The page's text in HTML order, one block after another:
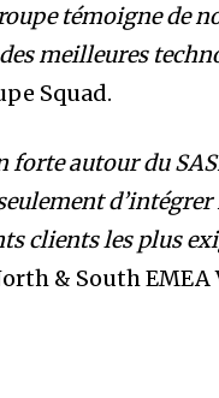
témoigne de
meilleures
Squad.
autour du
clients les plus
& South EMEA